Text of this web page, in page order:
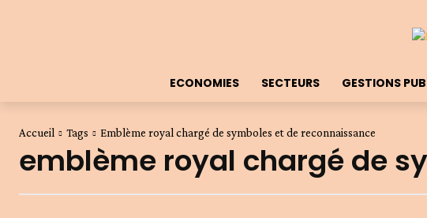
ECONOMIES SECTEURS GESTIONS
Accueil Tags Emblème royal chargé de symboles et de reconnaissance
emblème royal chargé de